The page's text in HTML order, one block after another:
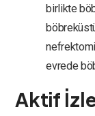
birlikte
evrede
Aktif